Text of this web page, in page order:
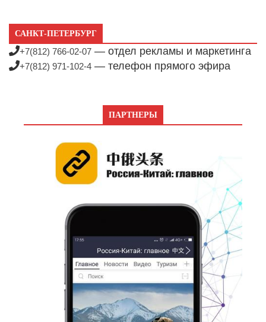
САНКТ-ПЕТЕРБУРГ
+7(812) 766-02-07 — отдел рекламы и маркетинга
+7(812) 971-102-4 — телефон прямого эфира
ПАРТНЕРЫ